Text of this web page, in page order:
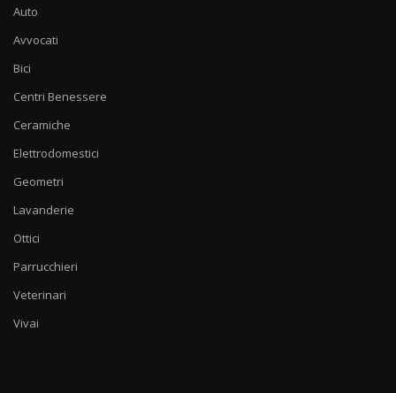
Auto
Avvocati
Bici
Centri Benessere
Ceramiche
Elettrodomestici
Geometri
Lavanderie
Ottici
Parrucchieri
Veterinari
Vivai